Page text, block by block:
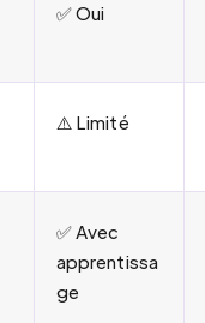
✅ Oui
⚠️ Limité
✅ Avec
apprentissa
ge